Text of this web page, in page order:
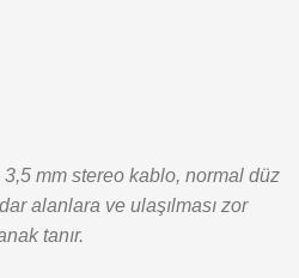
3,5 mm stereo kablo, normal düz
alanlara ve ulaşılması zor
tanır.